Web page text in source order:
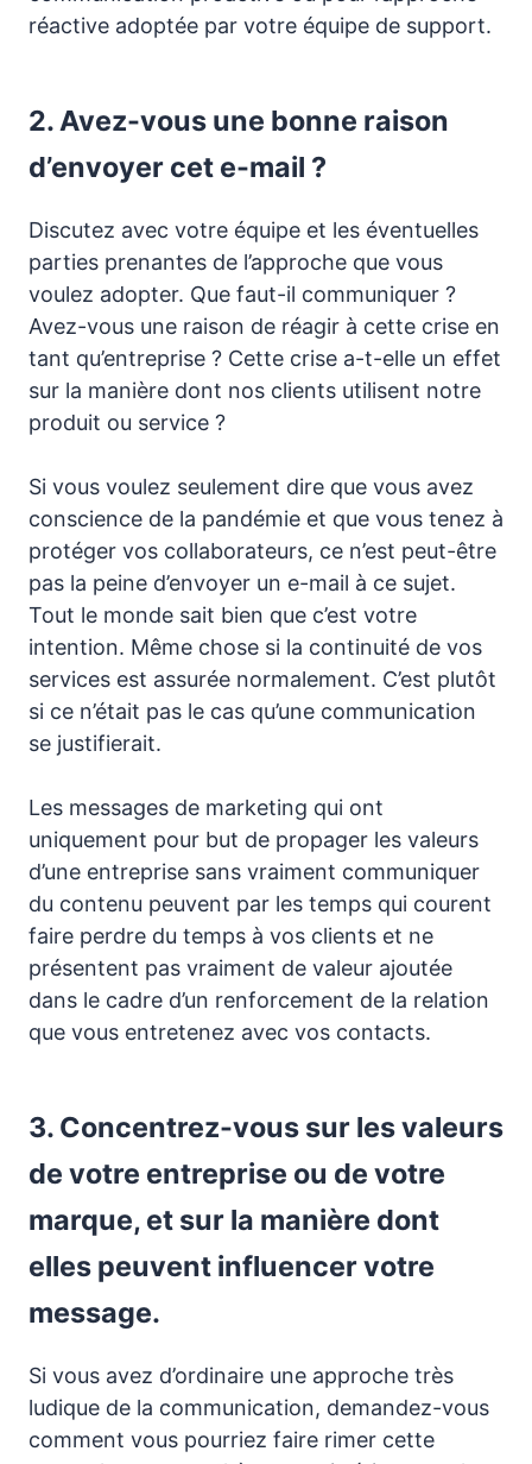
réactive adoptée par votre équipe de support.
2. Avez-vous une bonne raison
d’envoyer cet e-mail ?
Discutez avec votre équipe et les éventuelles
parties prenantes de l’approche que vous
voulez adopter. Que faut-il communiquer ?
Avez-vous une raison de réagir à cette crise en
tant qu’entreprise ? Cette crise a-t-elle un effet
sur la manière dont nos clients utilisent notre
produit ou service ?
Si vous voulez seulement dire que vous avez
conscience de la pandémie et que vous tenez à
protéger vos collaborateurs, ce n’est peut-être
pas la peine d’envoyer un e-mail à ce sujet.
Tout le monde sait bien que c’est votre
intention. Même chose si la continuité de vos
services est assurée normalement. C’est plutôt
si ce n’était pas le cas qu’une communication
se justifierait.
Les messages de marketing qui ont
uniquement pour but de propager les valeurs
d’une entreprise sans vraiment communiquer
du contenu peuvent par les temps qui courent
faire perdre du temps à vos clients et ne
présentent pas vraiment de valeur ajoutée
dans le cadre d’un renforcement de la relation
que vous entretenez avec vos contacts.
3. Concentrez-vous sur les valeurs
de votre entreprise ou de votre
marque, et sur la manière dont
elles peuvent influencer votre
message.
Si vous avez d’ordinaire une approche très
ludique de la communication, demandez-vous
comment vous pourriez faire rimer cette